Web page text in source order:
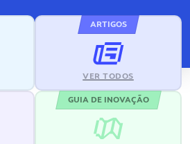
ARTIGOS
VER TODOS
GUIA DE INOVAÇÃO